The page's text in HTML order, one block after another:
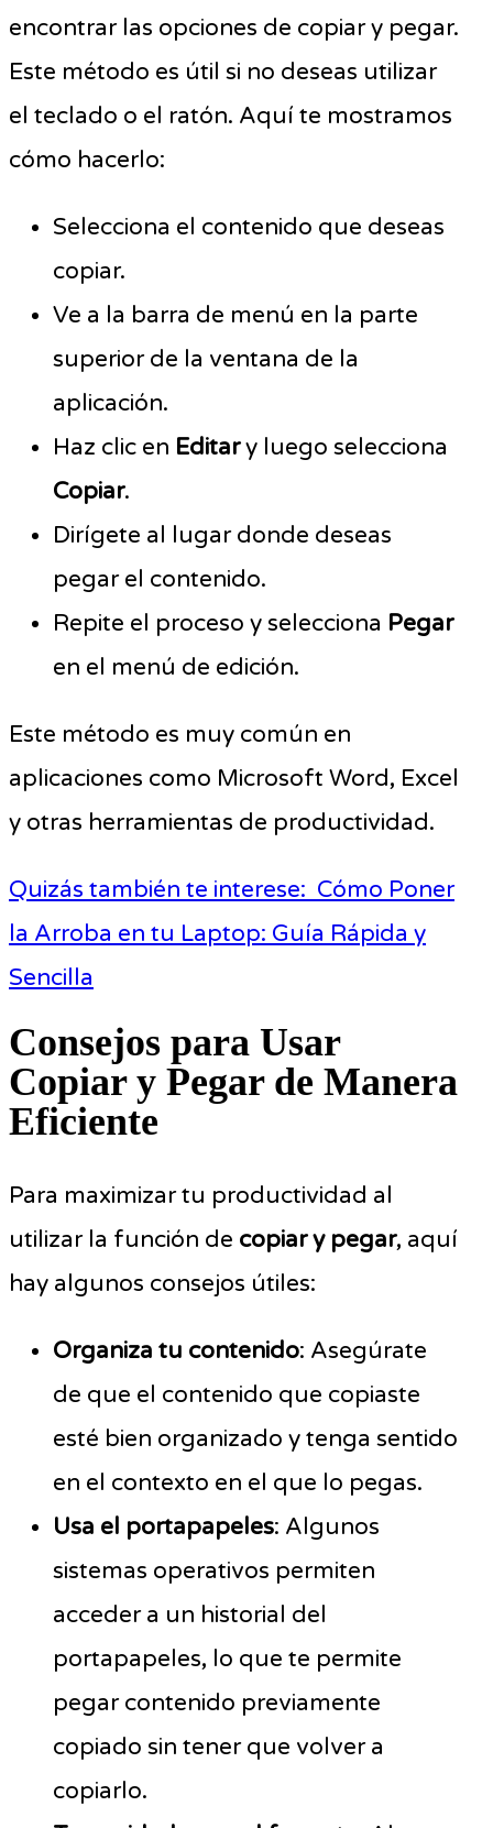
encontrar las opciones de copiar y pegar.
Este método es útil si no deseas utilizar
el teclado o el ratón. Aquí te mostramos
cómo hacerlo:
Selecciona el contenido que deseas
copiar.
Ve a la barra de menú en la parte
superior de la ventana de la
aplicación.
Haz clic en Editary luego selecciona
Copiar.
Dirígete al lugar donde deseas
pegar el contenido.
Repite el proceso y selecciona Pegar
en el menú de edición.
Este método es muy común en
aplicaciones como Microsoft Word, Excel
y otras herramientas de productividad.
Quizás también te interese: Cómo Poner
la Arroba en tu Laptop: Guía Rápida y
Sencilla
Consejos para Usar
Copiar y Pegar de Manera
Eficiente
Para maximizar tu productividad al
utilizar la función de copiar y pegar, aquí
hay algunos consejos útiles:
Organiza tu contenido: Asegúrate
de que el contenido que copiaste
esté bien organizado y tenga sentido
en el contexto en el que lo pegas.
Usa el portapapeles: Algunos
sistemas operativos permiten
acceder a un historial del
portapapeles, lo que te permite
pegar contenido previamente
copiado sin tener que volver a
copiarlo.